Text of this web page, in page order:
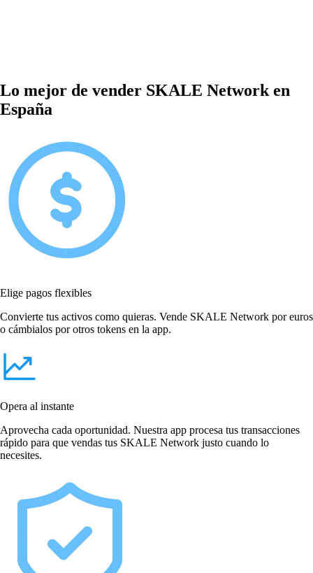
Lo mejor de vender SKALE Network en
España
Elige pagos flexibles
Convierte tus activos como quieras. Vende SKALE Network por euros
o cámbialos por otros tokens en la app.
Opera al instante
Aprovecha cada oportunidad. Nuestra app procesa tus transacciones
rápido para que vendas tus SKALE Network justo cuando lo
necesites.